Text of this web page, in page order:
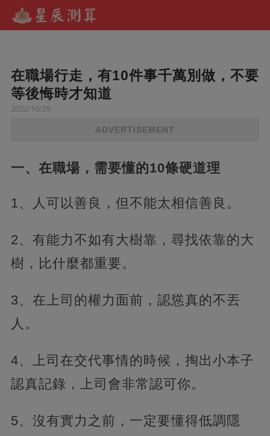
在職場行走，有10件事千萬別做，不要
等後悔時才知道
2022/10/29
ADVERTISEMENT
一、在職場，需要懂的10條硬道理
1、人可以善良，但不能太相信善良。
2、有能力不如有大樹靠，尋找依靠的大
樹，比什麼都重要。
3、在上司的權力面前，認慫真的不丟
人。
4、上司在交代事情的時候，掏出小本子
認真記錄，上司會非常認可你。
5、沒有實力之前，一定要懂得低調隱